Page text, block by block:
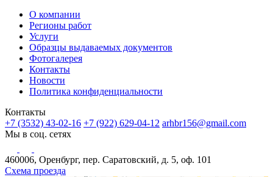
О компании
Регионы работ
Услуги
Образцы выдаваемых документов
Фотогалерея
Контакты
Новости
Политика конфиденциальности
Контакты
+7 (3532) 43-02-16 +7 (922) 629-04-12 arhbr156@gmail.com
Мы в соц. сетях
460006, Оренбург, пер. Саратовский, д. 5, оф. 101
Схема проезда